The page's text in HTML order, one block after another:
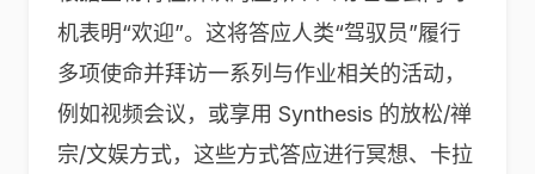
机表明“欢迎”。这将答应人类“驾驭员”履行
多项使命并拜访一系列与作业相关的活动，
例如视频会议，或享用 Synthesis 的放松/禅
宗/文娱方式，这些方式答应进行冥想、卡拉